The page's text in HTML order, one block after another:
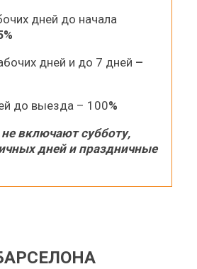
дней до начала
дней и до 7 дней –
до выезда – 100%
включают субботу,
дней и праздничные